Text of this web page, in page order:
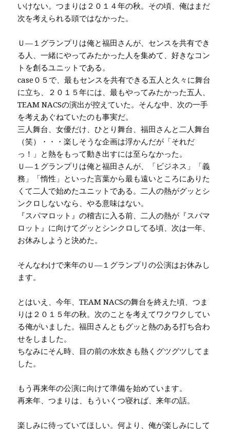
いけない。つまりは２０１４年の秋。その頃、俺はまだ
次を考えられる頭ではなかった。
Ｕ—１グランプリは俺と福田さんが、センスを共有でき
る人、一緒にやってみたかった人を集めて、好きなコン
トを創るユニットである。
case０５で、最もセンスを共有できる五人と久々に舞台
に立ち、２０１５年には、最もやってみたかった五人、
TEAM NACSの演出が控えていた。そんな中、次の一手
を考えあぐねていたのも事実だ。
三人舞台、女優だけ、ひとり舞台、福田さんと二人舞台
（笑）・・・楽しそうな企画は浮かんだが「それだ
っ！」と熱をもって動き出すには至らなかった。
Ｕ—１グランプリは俺と福田さんが、「ビジネス」「義
務」「惰性」といった言葉から最も遠いところにありた
くて二人で始めたユニットである。二人の熱がグッとシ
ンクロしないなら、やる意味はない。
『スパマロット』の稽古に入る前、二人の熱が『スパマ
ロット』に向けてグッとシンクロしてる頃、次は一年、
お休みしようと決めた。
そんなわけで来年のＵ—１グランプリの公演はお休みし
ます。
とはいえ、今年、TEAM NACSの舞台を終えた頃、つま
りは２０１５年の秋。次のことを考えてワクワクしてい
る俺がいました。福田さんともグッと熱のある打ち合わ
せをしました。
ちなみにそん時、目の前の水炊きも熱くグツグツしてま
した。
もう再来年の公演に向けて準備を始めています。
再来年、つまりは、もういくつ寝れば、来年の話。
楽しみに待っていてほしい。何より、俺が楽しみにして